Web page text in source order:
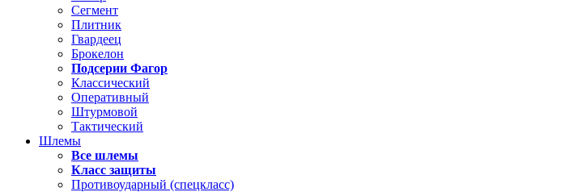
Сегмент
Плитник
Гвардеец
Брокелон
Подсерии Фагор
Классический
Оперативный
Штурмовой
Тактический
Шлемы
Все шлемы
Класс защиты
Противоударный (спецкласс)